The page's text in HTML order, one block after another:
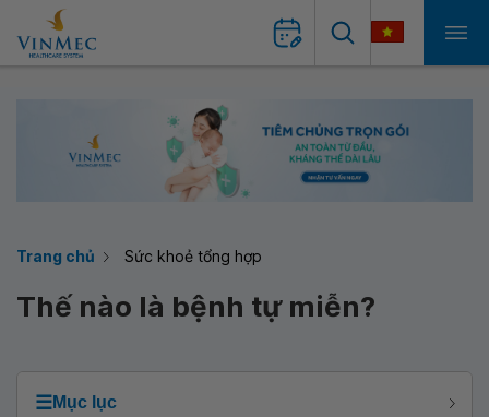
Trang chủ Sức khoẻ tổng hợp
Thế nào là bệnh tự miễn?
☰Mục lục